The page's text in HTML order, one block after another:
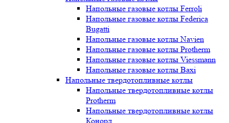
Напольные газовые котлы Ferroli
Напольные газовые котлы Federica
Bugatti
Напольные газовые котлы Navien
Напольные газовые котлы Protherm
Напольные газовые котлы Viessmann
Напольные газовые котлы Baxi
Напольные твердотопливные котлы
Напольные твердотопливные котлы
Protherm
Напольные твердотопливные котлы
Конорд